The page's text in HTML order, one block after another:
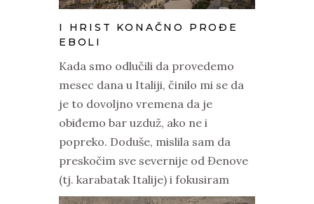
I HRIST KONAČNO PROĐE
EBOLI
Kada smo odlučili da provedemo
mesec dana u Italiji, činilo mi se da
je to dovoljno vremena da je
obiđemo bar uzduž, ako ne i
popreko. Doduše, mislila sam da
preskočim sve severnije od Đenove
(tj. karabatak Italije) i fokusiram